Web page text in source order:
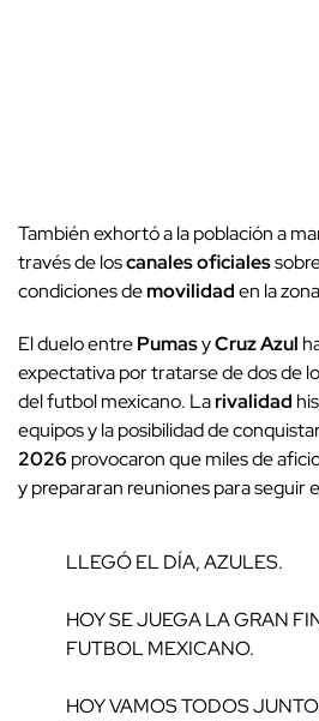
También exhortó a la población a
través de loscanales oficiales
condiciones demovilidaden la
El duelo entrePumasyCruz Azul
expectativa por tratarse de dos de
del futbol mexicano. Larivalidad
equipos y la posibilidad de
2026provocaron que miles de
y prepararan reuniones para seguir
LLEGÓ EL DÍA, AZULES.
HOY SE JUEGA LA GRAN
FUTBOL MEXICANO.
HOY VAMOS TODOS